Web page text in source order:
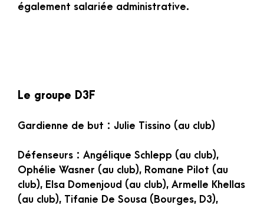
également salariée administrative.
Le groupe D3F
Gardienne de but : Julie Tissino (au club)
Défenseurs : Angélique Schlepp (au club),
Ophélie Wasner (au club), Romane Pilot (au
club), Elsa Domenjoud (au club), Armelle Khellas
(au club), Tifanie De Sousa (Bourges, D3),